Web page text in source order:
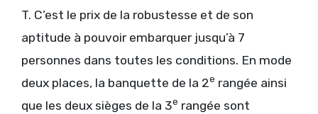
T. C’est le prix de la robustesse et de son
aptitude à pouvoir embarquer jusqu’à 7
personnes dans toutes les conditions. En mode
deux places, la banquette de la 2e rangée ainsi
que les deux sièges de la 3e rangée sont